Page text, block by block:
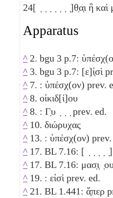
24[ ̣ ̣ ̣ ̣ ̣ ̣ ̣]θ̣α̣ι ἣ καὶ
Apparatus
^ 2. bgu 3 p.7:
^ 3. bgu 3 p.7: [ε]ἰ̣σὶ
^ 7. : ὑπέσχ(ον) prev.
^ 8. οἰκιδ[ί]ου
^ 8. : Γ̣υ ̣ ̣ ̣ prev. ed.
^ 10. διώρυχας
^ 13. : ὑπέσχ(ον) prev.
^ 17. BL 7.16: [ ̣ ̣ ̣ ̣ ̣]
^ 17. BL 7.16: μασ̣ι̣
^ 19. : εἰσὶ prev. ed.
^ 21. BL 1.441: ἅ̣περ